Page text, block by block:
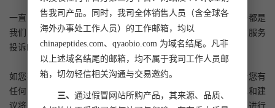
一直以来，为广大客户朋友们提供更实在、更用心的科研服务都是
我们的追求，为了能更好地倾听大家的声音，我们特设立官方服务
投诉邮箱：inside@chinapeptides.com 。
如您在与我们的合作过程中，有遇到让您不满意的地方，或者您有
任何的意见和建议，都可以通过这个邮箱联系我们，您的意见和建
议将直达公司管理层，我们承诺将高效响应、并第一时间与您进行
售我司产品。同时，我司全体销售人员（含全球各
海外办事处工作人员）的工作邮箱，均以
chinapeptides.com、qyaobio.com 为域名结尾。凡非
以上述域名结尾的邮箱，均不属于我司工作人员邮
箱，切勿轻信相关沟通与交易邀约。
三、 通过假冒网站所购产品，其来源、品质、